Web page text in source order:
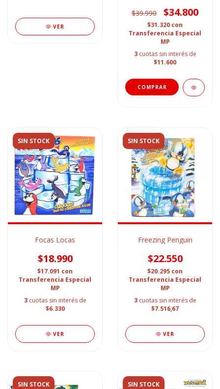
VER
$39.990 $34.800
$31.320 con
Transferencia Especial
MP
3 cuotas sin interés de
$11.600
SIN STOCK
Focas Locas
$18.990
$17.091 con
Transferencia Especial
MP
3 cuotas sin interés de
$6.330
VER
SIN STOCK
Freezing Penguin
$22.550
$20.295 con
Transferencia Especial
MP
3 cuotas sin interés de
$7.516,67
VER
SIN STOCK SIN STOCK